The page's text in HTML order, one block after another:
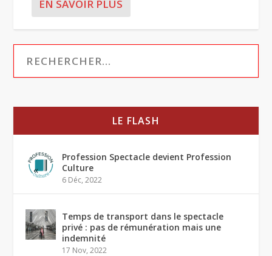
EN SAVOIR PLUS
LE FLASH
Profession Spectacle devient Profession
Culture
6 Déc, 2022
Temps de transport dans le spectacle
privé : pas de rémunération mais une
indemnité
17 Nov, 2022